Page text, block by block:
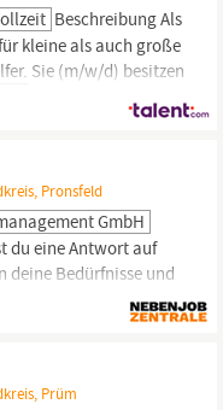
Beschreibung Als
kleine als auch große
Sie (m/w/d) besitzen
der Tätigkeit als
in diesem
gute Kenntnisse in
Pronsfeld
GmbH
du eine Antwort auf
deine Bedürfnisse und
– mit Leidenschaft und
Als
Malerhelfer
Arbeiten
Prüm